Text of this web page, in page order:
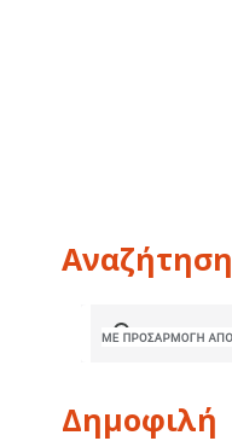
Αναζήτηση
Δημοφιλή